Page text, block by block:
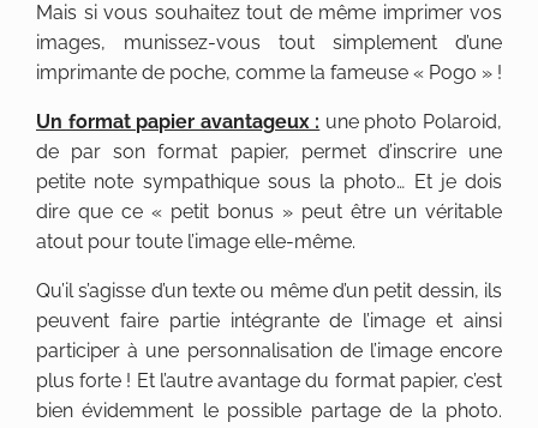
Mais si vous souhaitez tout de même imprimer vos
images, munissez-vous tout simplement d’une
imprimante de poche, comme la fameuse « Pogo » !
Un format papier avantageux : une photo Polaroid,
de par son format papier, permet d’inscrire une
petite note sympathique sous la photo… Et je dois
dire que ce « petit bonus » peut être un véritable
atout pour toute l’image elle-même.
Qu’il s’agisse d’un texte ou même d’un petit dessin, ils
peuvent faire partie intégrante de l’image et ainsi
participer à une personnalisation de l’image encore
plus forte ! Et l’autre avantage du format papier, c’est
bien évidemment le possible partage de la photo.